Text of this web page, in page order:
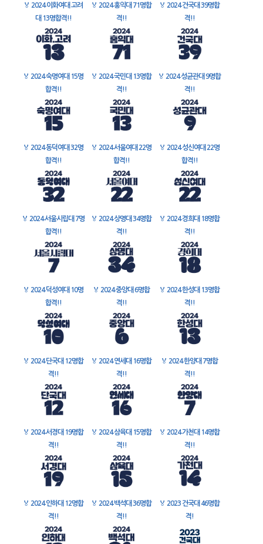
🏅 2024 이화여대 고려
대 13명합격!!
🏅 2024 홍익대 71명합
격!!
🏅 2024 건국대 39명합
격!!
🏅 2024 숙명여대 15명
합격!!
🏅 2024 국민대 13명합
격!!
🏅 2024 성균관대 9명합
격!!
🏅 2024 동덕여대 32명
합격!!
🏅 2024 서울여대 22명
합격!!
🏅 2024 성신여대 22명
합격!!
🏅 2024 서울시립대 7명
합격!!
🏅 2024 상명대 34명합
격!!
🏅 2024 경희대 18명합
격!!
🏅 2024 덕성여대 10명
합격!!
🏅 2024 중앙대 6명합
격!!
🏅 2024 한성대 13명합
격!!
🏅 2024 단국대 12명합
격!!
🏅 2024 연세대 16명합
격!!
🏅 2024 한양대 7명합
격!!
🏅 2024 서경대 19명합
격!!
🏅 2024 삼육대 15명합
격!!
🏅 2024 가천대 14명합
격!!
🏅 2024 인하대 12명합
격!!
🏅 2024 백석대 36명합
격!!
🏅 2023 건국대 46명합
격!